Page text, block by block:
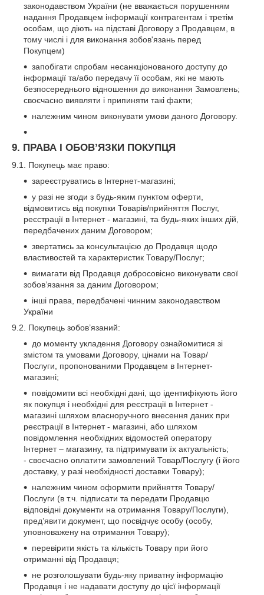
законодавством України (не вважається порушенням
надання Продавцем інформації контрагентам і третім
особам, що діють на підставі Договору з Продавцем, в
тому числі і для виконання зобов'язань перед
Покупцем)
запобігати спробам несанкціонованого доступу до
інформації та/або передачу її особам, які не мають
безпосереднього відношення до виконання Замовлень;
своєчасно виявляти і припиняти такі факти;
належним чином виконувати умови даного Договору.
9. ПРАВА І ОБОВ’ЯЗКИ ПОКУПЦЯ
9.1. Покупець має право:
зареєструватись в Інтернет-магазині;
у разі не згоди з будь-яким пунктом оферти,
відмовитись від покупки Товарів/прийняття Послуг,
реєстрації в Інтернет - магазині, та будь-яких інших дій,
передбачених даним Договором;
звертатись за консультацією до Продавця щодо
властивостей та характеристик Товару/Послуг;
вимагати від Продавця добросовісно виконувати свої
зобов’язання за даним Договором;
інші права, передбачені чинним законодавством
України
9.2. Покупець зобов’язаний:
до моменту укладення Договору ознайомитися зі
змістом та умовами Договору, цінами на Товар/
Послуги, пропонованими Продавцем в Інтернет-
магазині;
повідомити всі необхідні дані, що ідентифікують його
як покупця і необхідні для реєстрації в Інтернет -
магазині шляхом власноручного внесення даних при
реєстрації в Інтернет - магазині, або шляхом
повідомлення необхідних відомостей оператору
Інтернет – магазину, та підтримувати їх актуальність;
- своєчасно оплатити замовлений Товар/Послугу (і його
доставку, у разі необхідності доставки Товару);
належним чином оформити прийняття Товару/
Послуги (в т.ч. підписати та передати Продавцю
відповідні документи на отримання Товару/Послуги),
пред’явити документ, що посвідчує особу (особу,
уповноважену на отримання Товару);
перевірити якість та кількість Товару при його
отриманні від Продавця;
не розголошувати будь-яку приватну інформацію
Продавця і не надавати доступу до цієї інформації